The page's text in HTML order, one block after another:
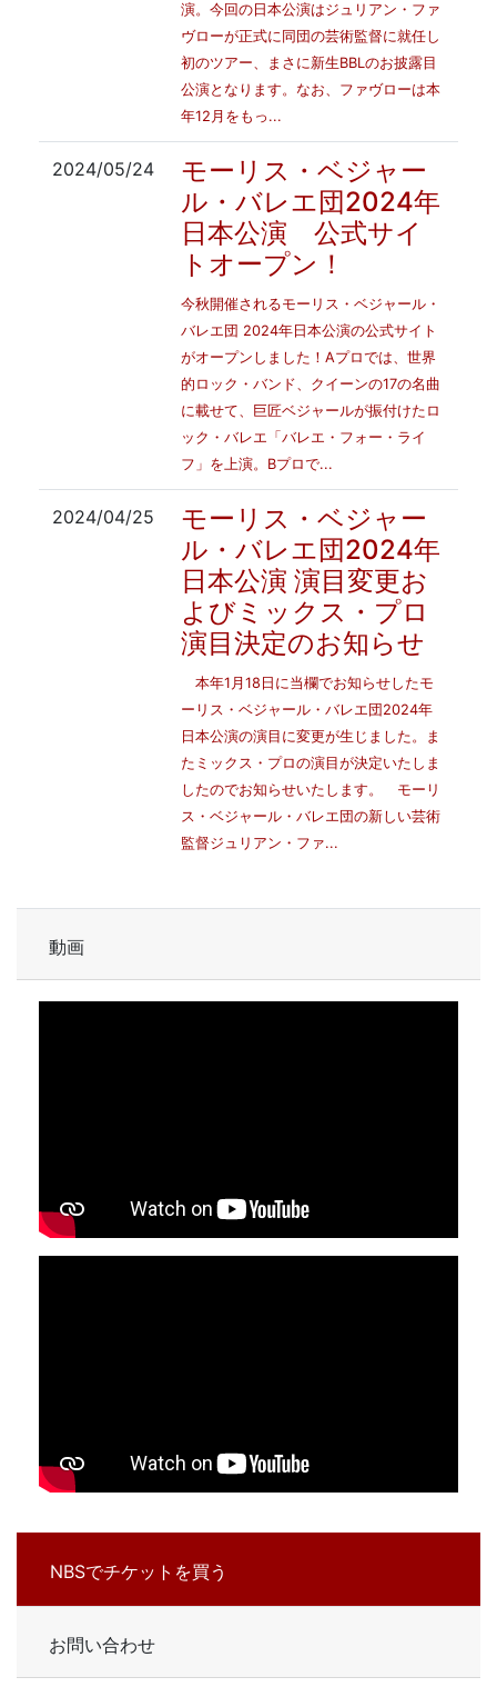
演。今回の日本公演はジュリアン・ファ
ヴローが正式に同団の芸術監督に就任し
初のツアー、まさに新生BBLのお披露目
公演となります。なお、ファヴローは本
年12月をもっ...
2024/05/24
モーリス・ベジャー
ル・バレエ団2024年
日本公演 公式サイ
トオープン！
今秋開催されるモーリス・ベジャール・
バレエ団 2024年日本公演の公式サイト
がオープンしました！Aプロでは、世界
的ロック・バンド、クイーンの17の名曲
に載せて、巨匠ベジャールが振付けたロ
ック・バレエ「バレエ・フォー・ライ
フ」を上演。Bプロで...
2024/04/25
モーリス・ベジャー
ル・バレエ団2024年
日本公演 演目変更お
よびミックス・プロ
演目決定のお知らせ
本年1月18日に当欄でお知らせしたモ
ーリス・ベジャール・バレエ団2024年
日本公演の演目に変更が生じました。ま
たミックス・プロの演目が決定いたしま
したのでお知らせいたします。 モーリ
ス・ベジャール・バレエ団の新しい芸術
監督ジュリアン・ファ...
動画
NBSでチケットを買う
お問い合わせ